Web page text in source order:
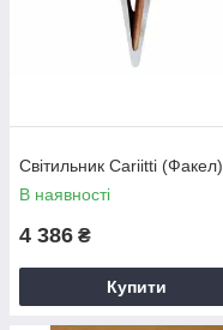
Світильник Cariitti (Факел)
В наявності
4 386 ₴
Купити